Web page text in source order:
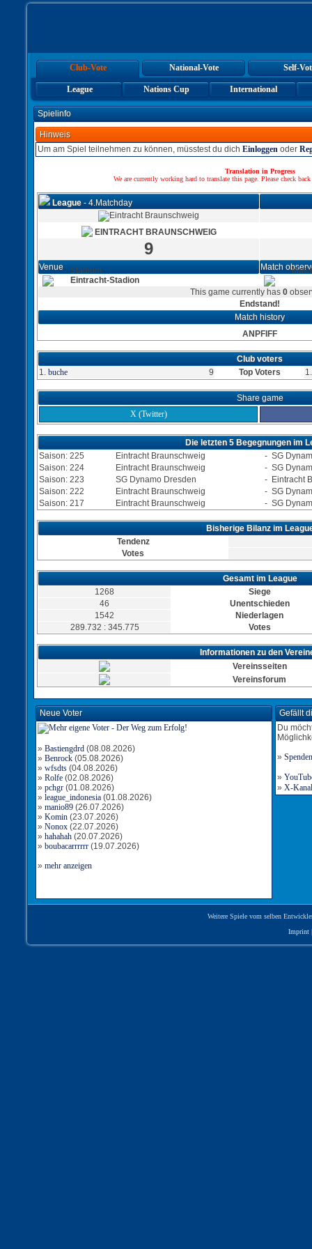
Club-Vote National-Vote Self-
League Nations Cup International
Spielinfo
Hinweis
Um am Spiel teilnehmen zu können, müsstest du dich Einloggen oder
Translation in Progress
We are currently working hard to translate this page. Please check
League- 4.Matchday
EINTRACHT BRAUNSCHWEIG
9
Venue Match
Stadium:
Eintracht-Stadion
This game currently has 0
Endstand!
Match history
ANPFIFF
Club voters
1. buche 9 Top Voters
Share game
X (Twitter)
Die letzten 5 Begegnungen im
Saison: 225
Eintracht Braunschweig - SG
Saison: 224
Eintracht Braunschweig - SG
Saison: 223
SG Dynamo Dresden - Eintracht
Saison: 222
Eintracht Braunschweig - SG
Saison: 217
Eintracht Braunschweig - SG
Bisherige Bilanz im
Tendenz
Votes
Gesamt im League
1268
Siege
46
Unentschieden
1542
Niederlagen
289.732 : 345.775
Votes
Informationen zu den
Vereinsseiten
Vereinsforum
Neue Voter
» Bastiengdrd (08.08.2026)
» Benrock (05.08.2026)
» wfsdts (04.08.2026)
» Rolfe (02.08.2026)
» pchgr (01.08.2026)
» league_indonesia (01.08.2026)
» manio89 (26.07.2026)
» Komin (23.07.2026)
» Nonox (22.07.2026)
» hahahah (20.07.2026)
» boubacarrrrrr (19.07.2026)
» mehr anzeigen
Gefällt
Du
» Spenden
»
» X-
Weitere Spiele vom selben
Imprint